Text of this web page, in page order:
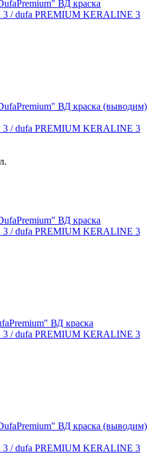
/ dufa PREMIUM KERALINE 3
/ dufa PREMIUM KERALINE 3
/ dufa PREMIUM KERALINE 3
/ dufa PREMIUM KERALINE 3
/ dufa PREMIUM KERALINE 3